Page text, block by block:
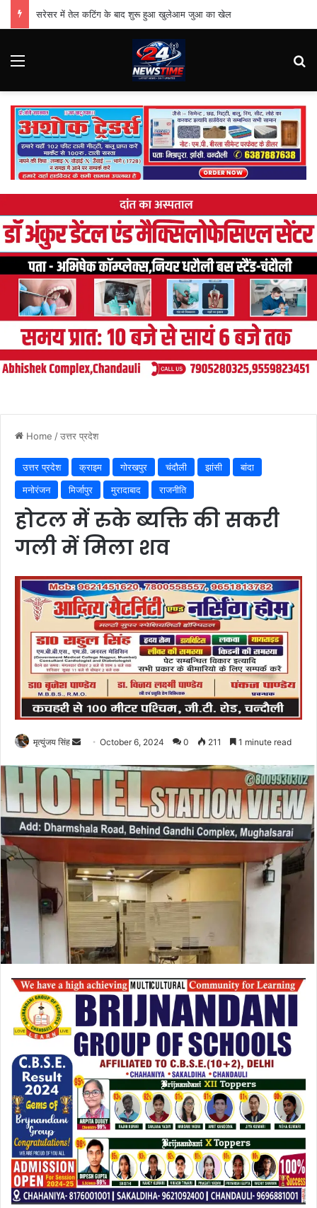
सरेसर में तेल कटिंग के बाद शुरू हुआ खुलेआम जुआ का खेल
Menu
Home /उत्तर प्रदेश
उत्तर प्रदेश क्राइम गोरखपुर चंदौली झांसी
बांदा
मनोरंजन
मिर्जापुर मुरादाबाद राजनीति
होटल में रुके ब्यक्ति की सकरी
गली में मिला शव
मृत्युंजय सिंह
SendOctober 6, 2024 0 211 1 minute read